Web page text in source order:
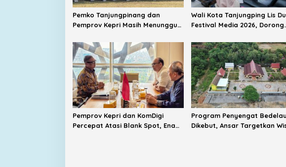
Pemko Tanjungpinang dan
Pemprov Kepri Masih Menunggu
Pusat
Wali Kota Tanjungping Lis
Festival Media 2026, Dorong
Budaya Melayu
Pemprov Kepri dan KomDigi
Percepat Atasi Blank Spot, Enam
Program Penyengat Bedelau
Dikebut, Ansar Targetkan